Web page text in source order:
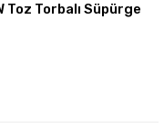
Torbalı Süpürge